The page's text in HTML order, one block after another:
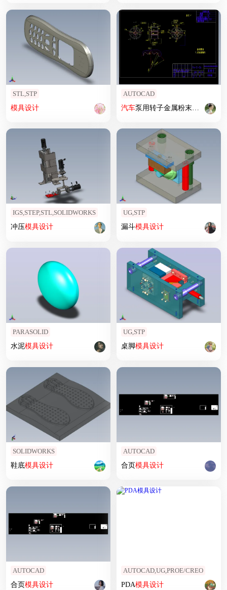
STL,STP
模具设计
AUTOCAD
汽车泵用转子金属粉末冶金压坯成型
IGS,STEP,STL,SOLIDWORKS
冲压模具设计
UG,STP
漏斗模具设计
PARASOLID
水泥模具设计
UG,STP
桌脚模具设计
SOLIDWORKS
鞋底模具设计
AUTOCAD
合页模具设计
AUTOCAD
合页模具设计
AUTOCAD,UG,PROE/CREO
PDA模具设计